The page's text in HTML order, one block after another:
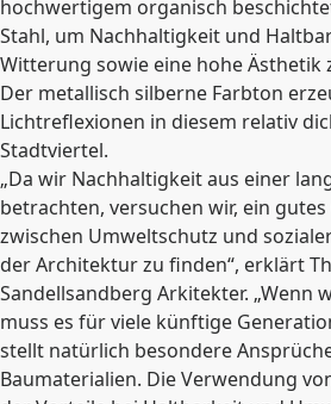
hochwertigem organisch
Stahl, um Nachhaltigkeit und
Witterung sowie eine hohe Ästhetik
Der metallisch silberne Farbton
Lichtreflexionen in diesem relativ
Stadtviertel.
„Da wir Nachhaltigkeit aus einer
betrachten, versuchen wir, ein
zwischen Umweltschutz und
der Architektur zu finden“, erklärt
Sandellsandberg Arkitekter. „Wenn
muss es für viele künftige
stellt natürlich besondere
Baumaterialien. Die Verwendung